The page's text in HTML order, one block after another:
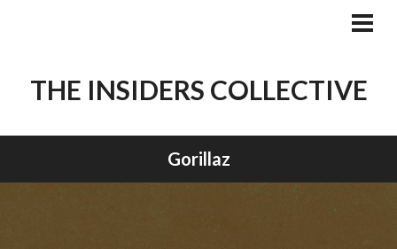
THE INSIDERS COLLECTIVE
Gorillaz